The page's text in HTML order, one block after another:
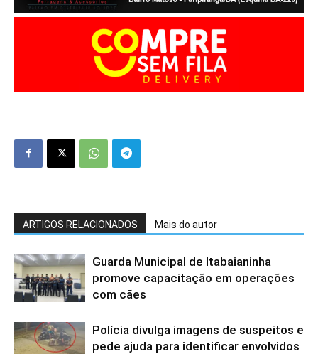
ARTIGOS RELACIONADOS Mais do autor
Guarda Municipal de Itabaianinha
promove capacitação em operações
com cães
Polícia divulga imagens de suspeitos e
pede ajuda para identificar envolvidos